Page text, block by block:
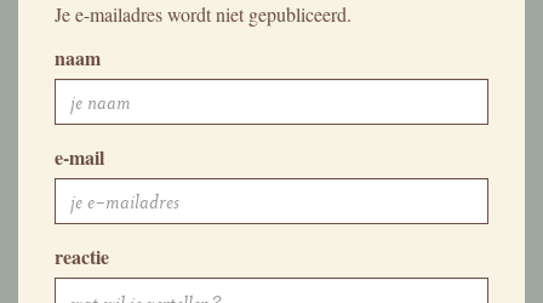
Je e-mailadres wordt niet gepubliceerd.
naam
e-mail
reactie